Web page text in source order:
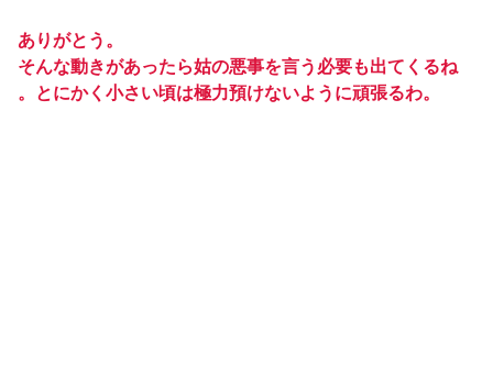
ありがとう。
そんな動きがあったら姑の悪事を言う必要も出てくるね
。とにかく小さい頃は極力預けないように頑張るわ。